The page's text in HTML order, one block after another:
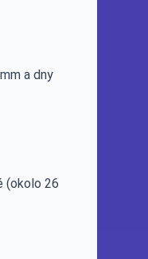
a dny
(okolo 26